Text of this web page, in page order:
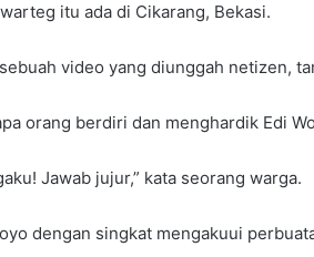
itu ada di Cikarang, Bekasi.
video yang diunggah netizen,
orang berdiri dan menghardik Edi
Jawab jujur,” kata seorang warga.
dengan singkat mengakuui